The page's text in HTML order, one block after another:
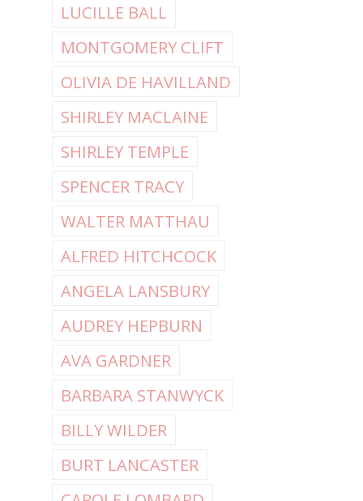
LUCILLE BALL
MONTGOMERY CLIFT
OLIVIA DE HAVILLAND
SHIRLEY MACLAINE
SHIRLEY TEMPLE
SPENCER TRACY
WALTER MATTHAU
ALFRED HITCHCOCK
ANGELA LANSBURY
AUDREY HEPBURN
AVA GARDNER
BARBARA STANWYCK
BILLY WILDER
BURT LANCASTER